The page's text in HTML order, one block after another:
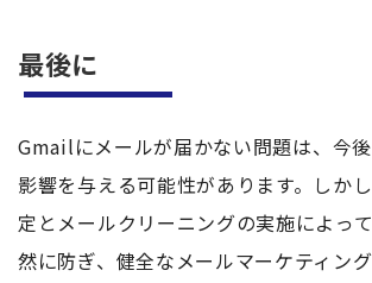
最後に
Gmailにメールが届かない問題は、今
影響を与える可能性があります。しか
定とメールクリーニングの実施によっ
然に防ぎ、健全なメールマーケティン